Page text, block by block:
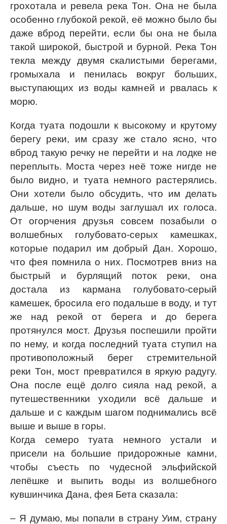
грохотала и ревела река Тон. Она не была
особенно глубокой рекой, её можно было бы
даже вброд перейти, если бы она не была
такой широкой, быстрой и бурной. Река Тон
текла между двумя скалистыми берегами,
громыхала и пенилась вокруг больших,
выступающих из воды камней и рвалась к
морю.
Когда туата подошли к высокому и крутому
берегу реки, им сразу же стало ясно, что
вброд такую речку не перейти и на лодке не
переплыть. Моста через неё тоже нигде не
было видно, и туата немного растерялись.
Они хотели было обсудить, что им делать
дальше, но шум воды заглушал их голоса.
От огорчения друзья совсем позабыли о
волшебных голубовато-серых камешках,
которые подарил им добрый Дан. Хорошо,
что фея помнила о них. Посмотрев вниз на
быстрый и бурлящий поток реки, она
достала из кармана голубовато-серый
камешек, бросила его подальше в воду, и тут
же над рекой от берега и до берега
протянулся мост. Друзья поспешили пройти
по нему, и когда последний туата ступил на
противоположный берег стремительной
реки Тон, мост превратился в яркую радугу.
Она после ещё долго сияла над рекой, а
путешественники уходили всё дальше и
дальше и с каждым шагом поднимались всё
выше и выше в горы.
Когда семеро туата немного устали и
присели на большие придорожные камни,
чтобы съесть по чудесной эльфийской
лепёшке и выпить воды из волшебного
кувшинчика Дана, фея Бета сказала:
– Я думаю, мы попали в страну Уим, страну